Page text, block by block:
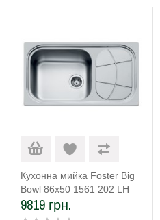
Кухонна мийка Foster Big
Bowl 86x50 1561 202 LH
9819 грн.